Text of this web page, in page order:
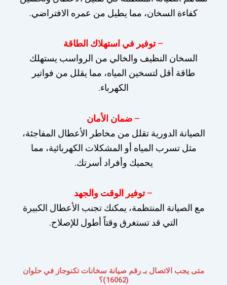
كفاءة السخان، مما يطيل من عمره الافتراضي.
–توفير في استهلاك الطاقة
السخان النظيف والخالي من الرواسب يستهلك
طاقة أقل لتسخين المياه، مما يقلل من فواتير
الكهرباء.
– ضمان الأمان
الصيانة الدورية تقلل من مخاطر الأعطال المفاجئة،
مثل تسرب المياه أو المشكلات الكهربائية، مما
يحميك وأفراد أسرتك.
–توفير الوقت والجهد
مع الصيانة المنتظمة، يمكنك تجنب الأعطال الكبيرة
التي قد تستغرق وقتاً أطول للإصلاح.
متى يجب الاتصال بـ رقم صيانة سخانات تكنوجاز في حلوان
(16062)؟